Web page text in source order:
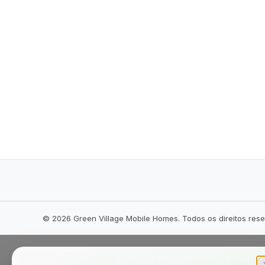
© 2026 Green Village Mobile Homes. Todos os direitos